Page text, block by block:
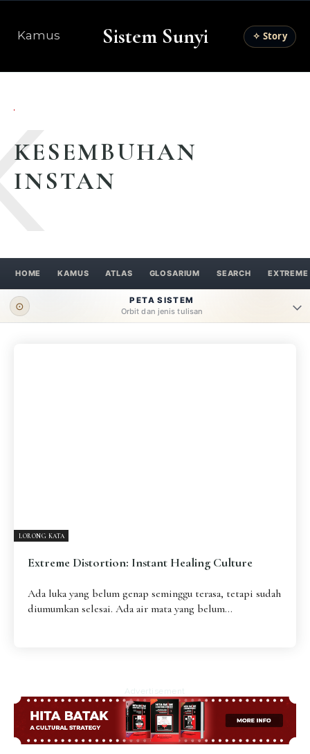
Kamus Sistem Sunyi ✧ Story
KESEMBUHAN
INSTAN
HOME KAMUS ATLAS GLOSARIUM SEARCH EXTREME
⊙
PETA SISTEM
Orbit dan jenis tulisan
EXTREME DISTORTION
LORONG KATA
Extreme Distortion: Instant Healing Culture
Ada luka yang belum genap seminggu terasa, tetapi sudah
diumumkan selesai. Ada air mata yang belum...
Advertisement